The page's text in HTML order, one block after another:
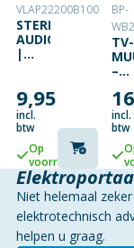
VLAP22200B100
STEREO
AUDIOKABEL
|
– 2X
RCA
MALE
| 10
METER
9,95
incl.
btw
Op
voorraad
BP-
TV-
–
–
–
incl.
btw
Niet helemaal
elektrotechnisch
helpen u graag.